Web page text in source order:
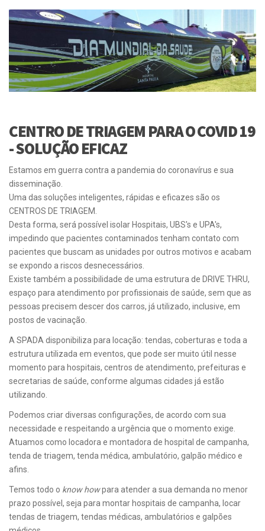
CENTRO DE TRIAGEM PARA O COVID 19
- SOLUÇÃO EFICAZ
Estamos em guerra contra a pandemia do coronavírus e sua
disseminação.
Uma das soluções inteligentes, rápidas e eficazes são os
CENTROS DE TRIAGEM.
Desta forma, será possível isolar Hospitais, UBS's e UPA's,
impedindo que pacientes contaminados tenham contato com
pacientes que buscam as unidades por outros motivos e acabam
se expondo a riscos desnecessários.
Existe também a possibilidade de uma estrutura de DRIVE THRU,
espaço para atendimento por profissionais de saúde, sem que as
pessoas precisem descer dos carros, já utilizado, inclusive, em
postos de vacinação.
A SPADA disponibiliza para locação: tendas, coberturas e toda a
estrutura utilizada em eventos, que pode ser muito útil nesse
momento para hospitais, centros de atendimento, prefeituras e
secretarias de saúde, conforme algumas cidades já estão
utilizando.
Podemos criar diversas configurações, de acordo com sua
necessidade e respeitando a urgência que o momento exige.
Atuamos como locadora e montadora de hospital de campanha,
tenda de triagem, tenda médica, ambulatório, galpão médico e
afins.
Temos todo o know howpara atender a sua demanda no menor
prazo possível, seja para montar hospitais de campanha, locar
tendas de triagem, tendas médicas, ambulatórios e galpões